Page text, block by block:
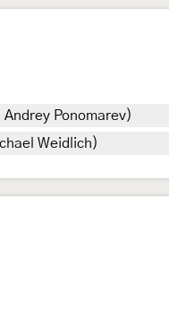
Ponomarev)
Weidlich)